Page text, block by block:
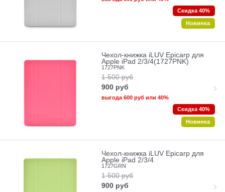
Скидка 40%
Новинка
Чехол-книжка iLUV Epicarp для
Apple iPad 2/3/4(1727PNK)
1727PNK
1 500 руб
900 руб
выгода 600 рубили 40%
Скидка 40%
Новинка
Чехол-книжка iLUV Epicarp для
Apple iPad 2/3/4
1727GRN
1 500 руб
900 руб